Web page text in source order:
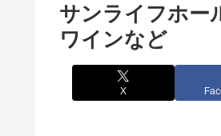
サンライフホー
ワインなど
X